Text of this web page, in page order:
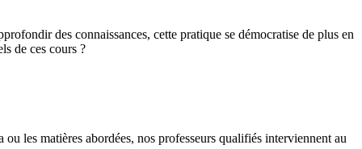
des connaissances, cette pratique se démocratise de plus en
de ces cours ?
les matières abordées, nos professeurs qualifiés interviennent au